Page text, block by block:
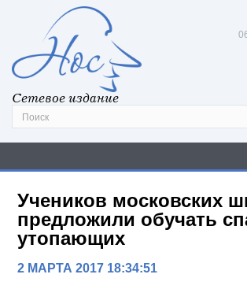
Сетевое издание
Учеников московских
предложили обучать
утопающих
2 МАРТА 2017 18:34:51